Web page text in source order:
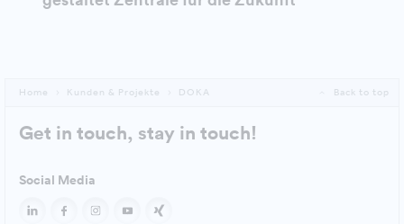
Home Kunden & Projekte DOKA Back to top
Get in touch, stay in touch!
Social Media